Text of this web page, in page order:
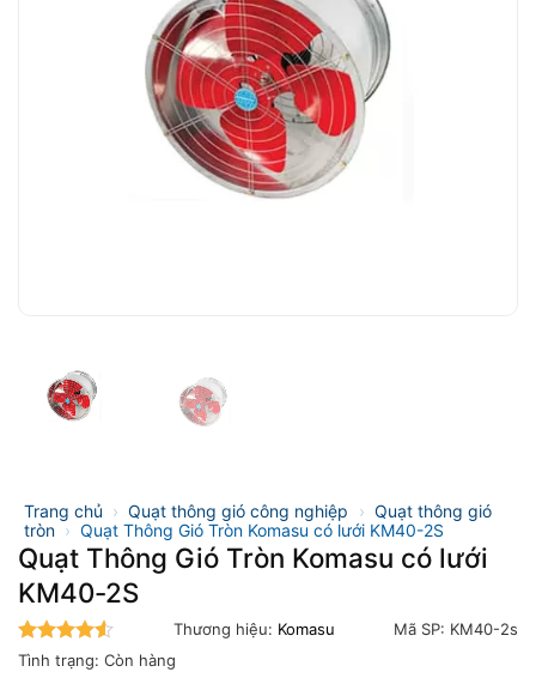
Trang chủ › Quạt thông gió công nghiệp › Quạt thông gió
tròn › Quạt Thông Gió Tròn Komasu có lưới KM40-2S
Quạt Thông Gió Tròn Komasu có lưới
KM40-2S
4.5trên 5
Thương hiệu: Komasu Mã SP: KM40-2s
Tình trạng: Còn hàng